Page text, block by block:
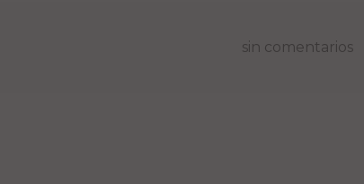
sin comentarios